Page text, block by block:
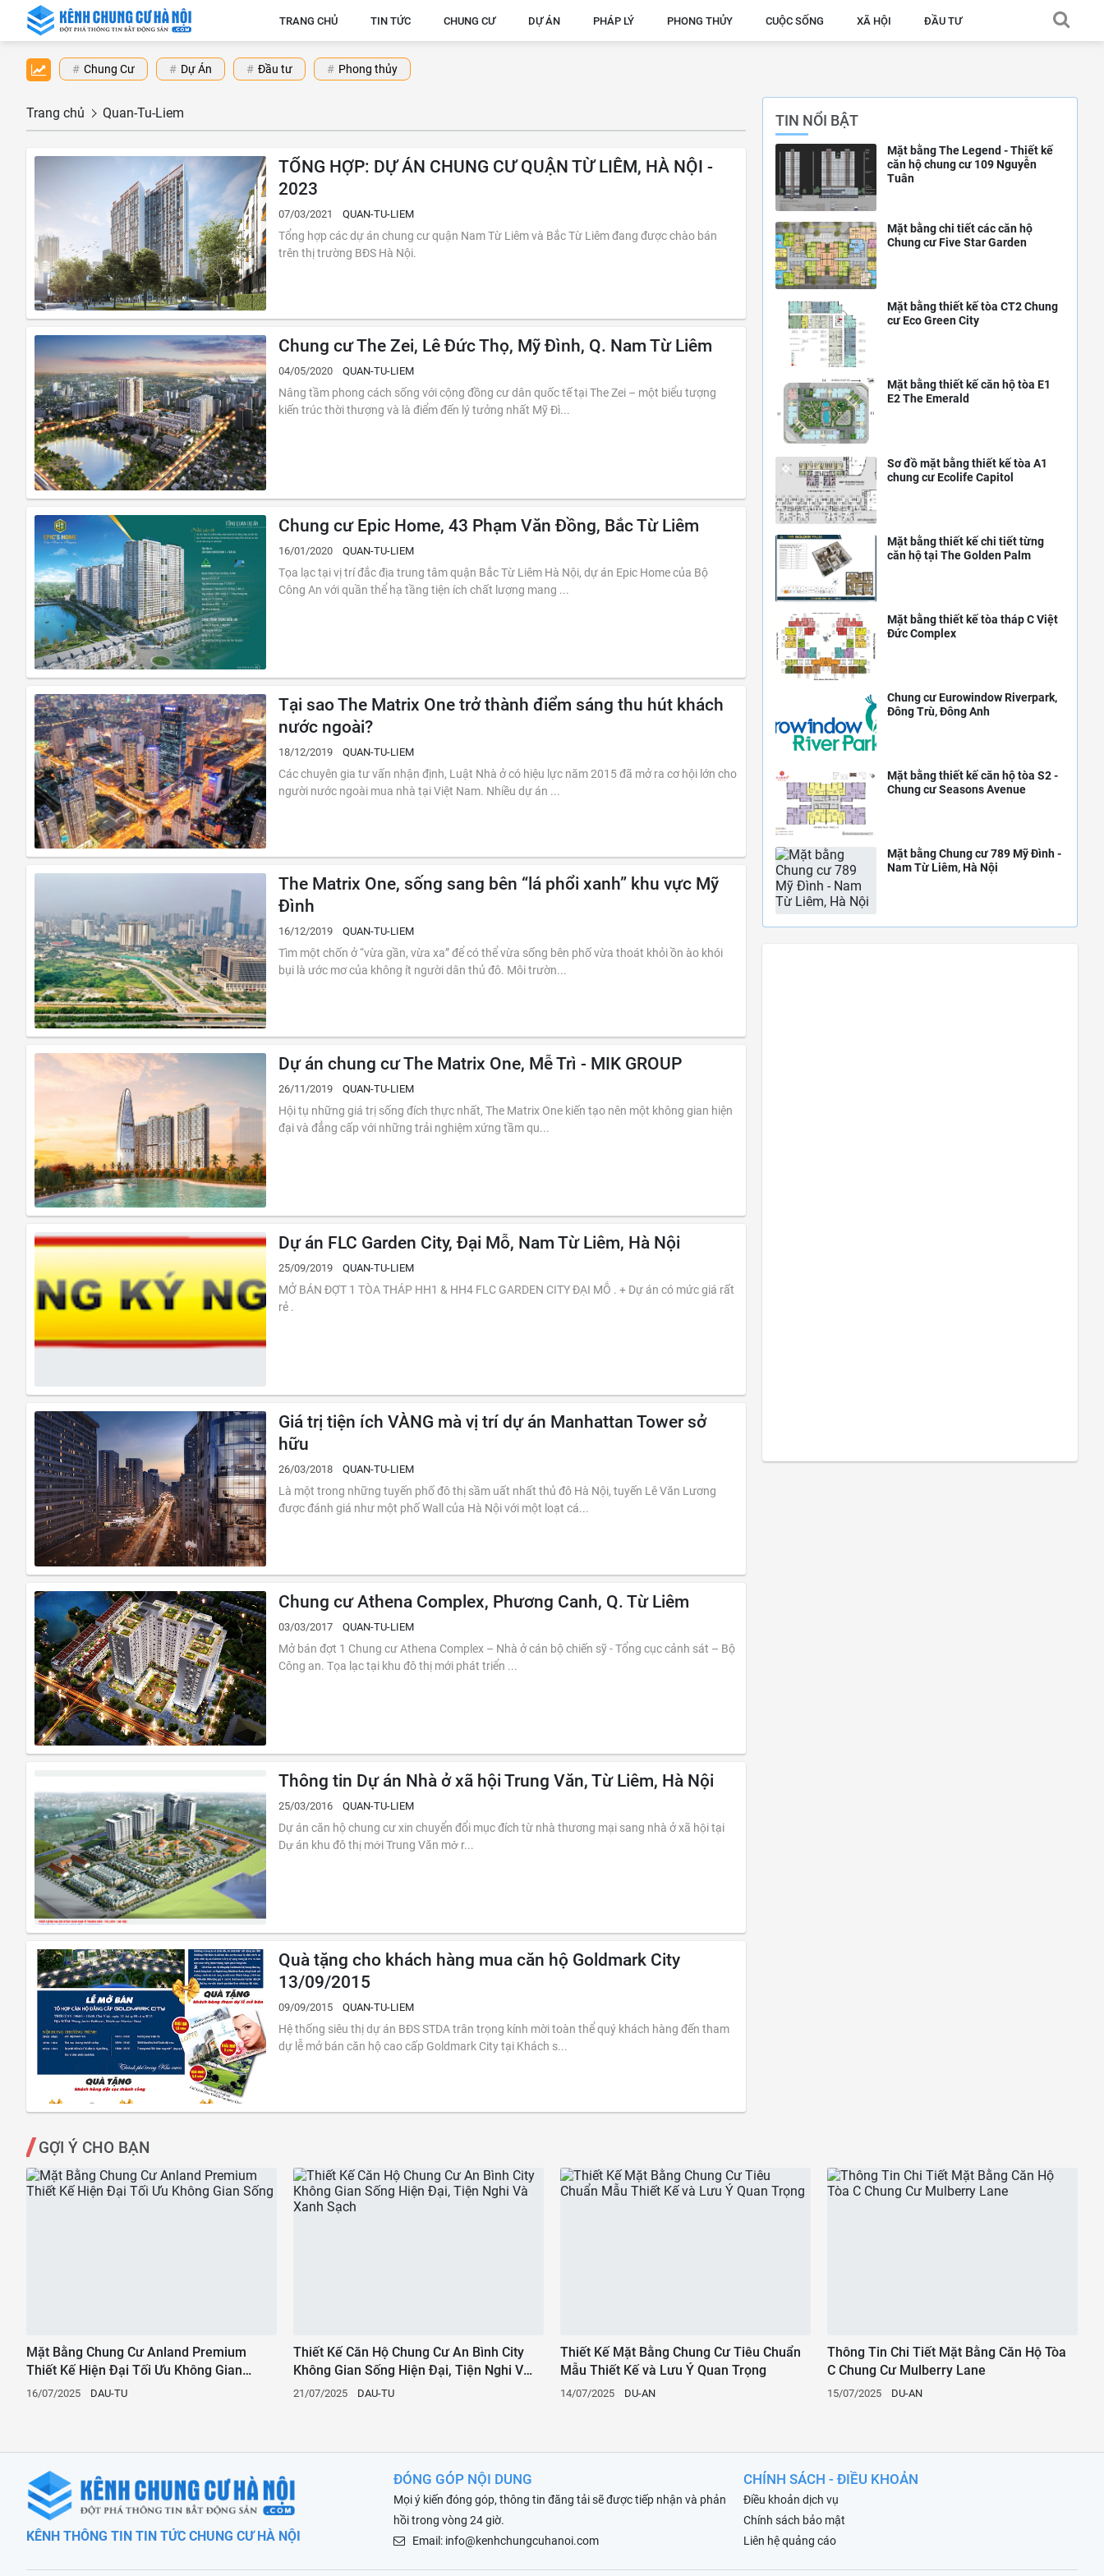
TRANG CHỦ TIN TỨC CHUNG CƯ DỰ ÁN PHÁP LÝ PHONG THỦY CUỘC SỐNG XÃ HỘI ĐẦU TƯ
Chung Cư Dự Án Đầu tư Phong thủy
Trang chủ Quan-Tu-Liem
TỔNG HỢP: DỰ ÁN CHUNG CƯ QUẬN TỪ LIÊM, HÀ NỘI -
2023
07/03/2021 QUAN-TU-LIEM
Tổng hợp các dự án chung cư quận Nam Từ Liêm và Bắc Từ Liêm đang được chào bán
trên thị trường BĐS Hà Nội.
Chung cư The Zei, Lê Đức Thọ, Mỹ Đình, Q. Nam Từ Liêm
04/05/2020 QUAN-TU-LIEM
Nâng tầm phong cách sống với cộng đồng cư dân quốc tế tại The Zei – một biểu tượng
kiến trúc thời thượng và là điểm đến lý tưởng nhất Mỹ Đì...
Chung cư Epic Home, 43 Phạm Văn Đồng, Bắc Từ Liêm
16/01/2020 QUAN-TU-LIEM
Tọa lạc tại vị trí đắc địa trung tâm quận Bắc Từ Liêm Hà Nội, dự án Epic Home của Bộ
Công An với quần thể hạ tầng tiện ích chất lượng mang ...
Tại sao The Matrix One trở thành điểm sáng thu hút khách
nước ngoài?
18/12/2019 QUAN-TU-LIEM
Các chuyên gia tư vấn nhận định, Luật Nhà ở có hiệu lực năm 2015 đã mở ra cơ hội lớn cho
người nước ngoài mua nhà tại Việt Nam. Nhiều dự án ...
The Matrix One, sống sang bên “lá phổi xanh” khu vực Mỹ
Đình
16/12/2019 QUAN-TU-LIEM
Tìm một chốn ở “vừa gần, vừa xa” để có thể vừa sống bên phố vừa thoát khỏi ồn ào khói
bụi là ước mơ của không ít người dân thủ đô. Môi trườn...
Dự án chung cư The Matrix One, Mễ Trì - MIK GROUP
26/11/2019 QUAN-TU-LIEM
Hội tụ những giá trị sống đích thực nhất, The Matrix One kiến tạo nên một không gian hiện
đại và đẳng cấp với những trải nghiệm xứng tầm qu...
Dự án FLC Garden City, Đại Mỗ, Nam Từ Liêm, Hà Nội
25/09/2019 QUAN-TU-LIEM
MỞ BÁN ĐỢT 1 TÒA THÁP HH1 & HH4 FLC GARDEN CITY ĐẠI MỖ . + Dự án có mức giá rất
rẻ .
Giá trị tiện ích VÀNG mà vị trí dự án Manhattan Tower sở
hữu
26/03/2018 QUAN-TU-LIEM
Là một trong những tuyến phố đô thị sầm uất nhất thủ đô Hà Nội, tuyến Lê Văn Lương
được đánh giá như một phố Wall của Hà Nội với một loạt cá...
Chung cư Athena Complex, Phương Canh, Q. Từ Liêm
03/03/2017 QUAN-TU-LIEM
Mở bán đợt 1 Chung cư Athena Complex – Nhà ở cán bộ chiến sỹ - Tổng cục cảnh sát – Bộ
Công an. Tọa lạc tại khu đô thị mới phát triển ...
Thông tin Dự án Nhà ở xã hội Trung Văn, Từ Liêm, Hà Nội
25/03/2016 QUAN-TU-LIEM
Dự án căn hộ chung cư xin chuyển đổi mục đích từ nhà thương mại sang nhà ở xã hội tại
Dự án khu đô thị mới Trung Văn mở r...
Quà tặng cho khách hàng mua căn hộ Goldmark City
13/09/2015
09/09/2015 QUAN-TU-LIEM
Hệ thống siêu thị dự án BĐS STDA trân trọng kính mời toàn thể quý khách hàng đến tham
dự lễ mở bán căn hộ cao cấp Goldmark City tại Khách s...
TIN NỔI BẬT
Mặt bằng The Legend - Thiết kế
căn hộ chung cư 109 Nguyễn
Tuân
Mặt bằng chi tiết các căn hộ
Chung cư Five Star Garden
Mặt bằng thiết kế tòa CT2 Chung
cư Eco Green City
Mặt bằng thiết kế căn hộ tòa E1
E2 The Emerald
Sơ đồ mặt bằng thiết kế tòa A1
chung cư Ecolife Capitol
Mặt bằng thiết kế chi tiết từng
căn hộ tại The Golden Palm
Mặt bằng thiết kế tòa tháp C Việt
Đức Complex
Chung cư Eurowindow Riverpark,
Đông Trù, Đông Anh
Mặt bằng thiết kế căn hộ tòa S2 -
Chung cư Seasons Avenue
Mặt bằng Chung cư 789 Mỹ Đình -
Nam Từ Liêm, Hà Nội
GỢI Ý CHO BẠN
Mặt Bằng Chung Cư Anland Premium
Thiết Kế Hiện Đại Tối Ưu Không Gian
Sống
16/07/2025 DAU-TU
Thiết Kế Căn Hộ Chung Cư An Bình City
Không Gian Sống Hiện Đại, Tiện Nghi Và
Xanh Sạch
21/07/2025 DAU-TU
Thiết Kế Mặt Bằng Chung Cư Tiêu Chuẩn
Mẫu Thiết Kế và Lưu Ý Quan Trọng
14/07/2025 DU-AN
Thông Tin Chi Tiết Mặt Bằng Căn Hộ Tòa
C Chung Cư Mulberry Lane
15/07/2025 DU-AN
KÊNH THÔNG TIN TIN TỨC CHUNG CƯ HÀ NỘI
ĐÓNG GÓP NỘI DUNG
Mọi ý kiến đóng góp, thông tin đăng tải sẽ được tiếp nhận và phản
hồi trong vòng 24 giờ.
Email: info@kenhchungcuhanoi.com
CHÍNH SÁCH - ĐIỀU KHOẢN
Điều khoản dịch vụ
Chính sách bảo mật
Liên hệ quảng cáo